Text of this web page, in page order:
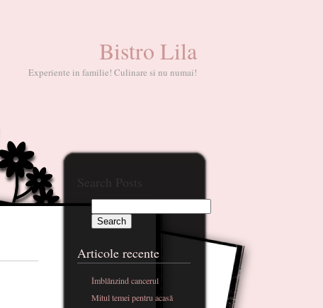
Bistro Lila
Experiente in familie! Culinare si nu numai!
Search Posts
Articole recente
Îmblânzind cancerul
Mitul temei pentru acasă